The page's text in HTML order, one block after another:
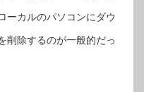
ーカルのパソコンにダウ
削除するのが一般的だっ